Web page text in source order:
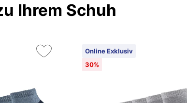
Ihrem Schuh
Online Exklusiv
30%